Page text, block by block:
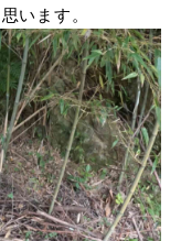
います。